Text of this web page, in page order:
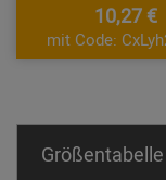
10,27 €
mit Code: